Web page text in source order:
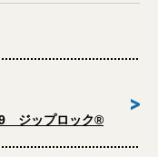
ジップロック®
>